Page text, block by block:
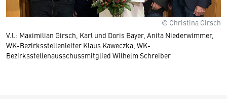
© Christina Girsch
V.l.: Maximilian Girsch, Karl und Doris Bayer, Anita Niederwimmer,
WK-Bezirksstellenleiter Klaus Kaweczka, WK-
Bezirksstellenausschussmitglied Wilhelm Schreiber